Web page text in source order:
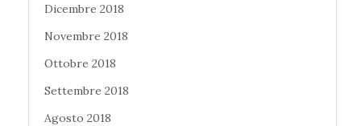
Dicembre 2018
Novembre 2018
Ottobre 2018
Settembre 2018
Agosto 2018